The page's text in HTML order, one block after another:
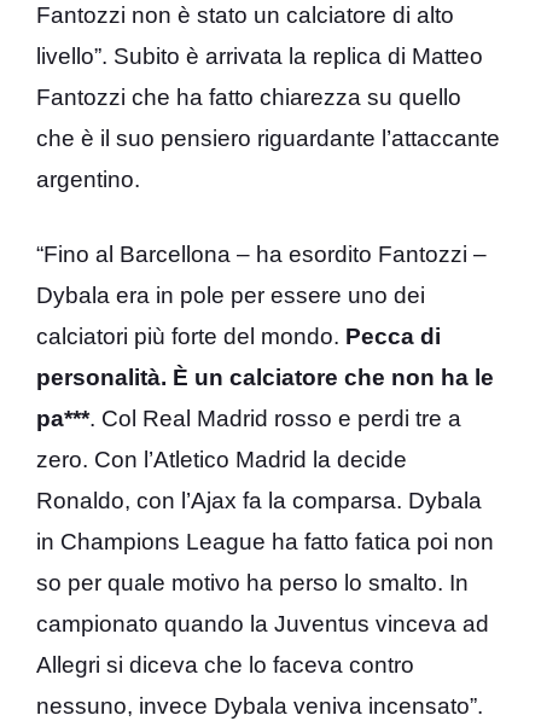
Fantozzi non è stato un calciatore di alto
livello”. Subito è arrivata la replica di Matteo
Fantozzi che ha fatto chiarezza su quello
che è il suo pensiero riguardante l’attaccante
argentino.
“Fino al Barcellona – ha esordito Fantozzi –
Dybala era in pole per essere uno dei
calciatori più forte del mondo. Pecca di
personalità. È un calciatore che non ha le
pa***. Col Real Madrid rosso e perdi tre a
zero. Con l’Atletico Madrid la decide
Ronaldo, con l’Ajax fa la comparsa. Dybala
in Champions League ha fatto fatica poi non
so per quale motivo ha perso lo smalto. In
campionato quando la Juventus vinceva ad
Allegri si diceva che lo faceva contro
nessuno, invece Dybala veniva incensato”.